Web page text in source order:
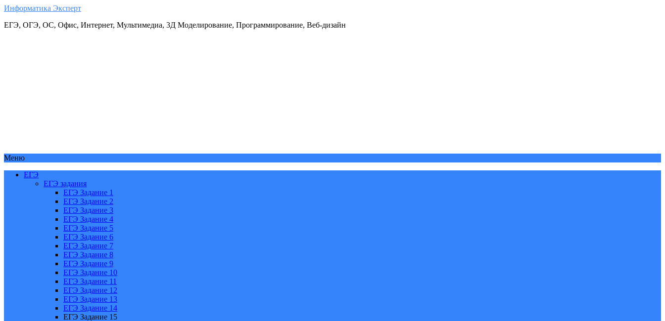
Информатика Эксперт
ЕГЭ, ОГЭ, ОС, Офис, Интернет, Мультимедиа, 3Д Моделирование, Программирование, Веб-дизайн
Меню
ЕГЭ
ЕГЭ задания
ЕГЭ Задание 1
ЕГЭ Задание 2
ЕГЭ Задание 3
ЕГЭ Задание 4
ЕГЭ Задание 5
ЕГЭ Задание 6
ЕГЭ Задание 7
ЕГЭ Задание 8
ЕГЭ Задание 9
ЕГЭ Задание 10
ЕГЭ Задание 11
ЕГЭ Задание 12
ЕГЭ Задание 13
ЕГЭ Задание 14
ЕГЭ Задание 15